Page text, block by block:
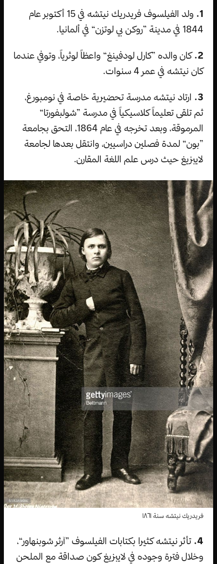
1.
ولد الفيلسوف فريدريك نيتشه في 15 أكتوبر عام
1844 في مدينة ”روكن بي لوتزن“ في ألمانيا.
2. كان والده ”كارل لودفينغ“ واعظاً لوثرياً، وتوفي عندما
كان نيتشه في عمر 4 سنوات.
3.
ارتاد نيتشه مدرسة تحضيرية خاصة في نومبورغ،
ثم تلقى تعليماً كلاسيكياً في مدرسة ”شولبفورتا“
المرموقة، وبعد تخرجه في عام 1864، التحق بجامعة
”بون“ لمدة فصلين دراسيين، وانتقل بعدها لجامعة
لايبزيغ حيث درس علم اللغة المقارن.
فريدريك نيتشه سنة ١٨٦١
4. تأثر نيتشه كثيرا بكتابات الفيلسوف ”آرثر شوبنهاور“،
وخلال فترة وجوده في لايبزيغ كون صداقة مع الملحن